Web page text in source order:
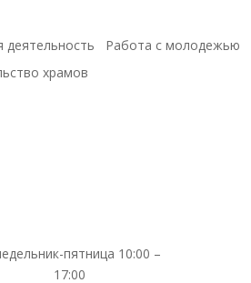
деятельность Работа с молодежью
храмов
пятница 10:00 –
17:00